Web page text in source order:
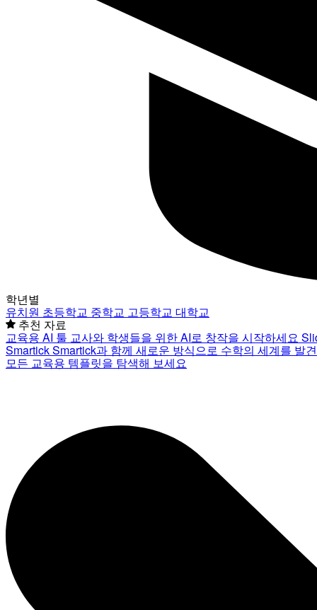
학년별
유치원 초등학교 중학교 고등학교 대학교
추천 자료
교육용 AI 툴 교사와 학생들을 위한 AI로 창작을 시작하세요
SmartickSmartick과 함께 새로운 방식으로 수학의 세계를 발
모든 교육용 템플릿을 탐색해 보세요